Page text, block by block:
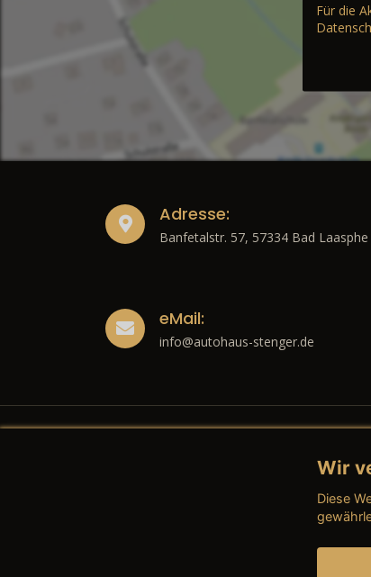
Für die
Adresse:
Banfetalstr. 57, 57334 Bad Laasphe
eMail:
info@autohaus-stenger.de
Wir
Diese